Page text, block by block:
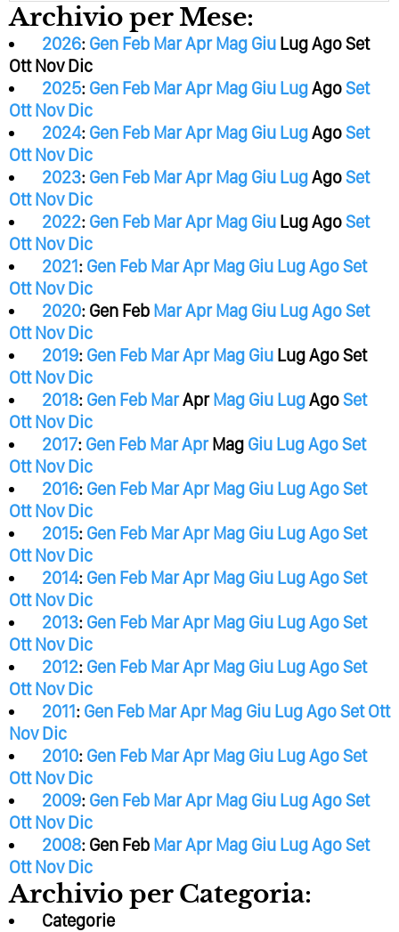
Archivio per Mese:
2026: Gen Feb MarApr Mag Giu LugAgoSet
Ott Nov Dic
2025: Gen Feb MarApr Mag Giu LugAgoSet
Ott Nov Dic
2024: Gen Feb MarApr Mag Giu LugAgoSet
Ott Nov Dic
2023: Gen Feb MarApr Mag Giu LugAgoSet
Ott Nov Dic
2022: Gen Feb MarApr Mag Giu LugAgoSet
Ott Nov Dic
2021: Gen Feb MarApr Mag Giu LugAgoSet
Ott Nov Dic
2020: Gen Feb MarApr Mag Giu LugAgoSet
Ott Nov Dic
2019: Gen Feb MarApr Mag Giu LugAgoSet
Ott Nov Dic
2018: Gen Feb MarApr Mag Giu LugAgoSet
Ott Nov Dic
2017: Gen Feb MarApr Mag Giu LugAgoSet
Ott Nov Dic
2016: Gen Feb MarApr Mag Giu LugAgoSet
Ott Nov Dic
2015: Gen Feb MarApr Mag Giu LugAgoSet
Ott Nov Dic
2014: Gen Feb MarApr Mag Giu LugAgoSet
Ott Nov Dic
2013: Gen Feb MarApr Mag Giu LugAgoSet
Ott Nov Dic
2012: Gen Feb MarApr Mag Giu LugAgoSet
Ott Nov Dic
2011: Gen Feb MarApr Mag Giu LugAgoSet Ott
Nov Dic
2010: Gen Feb MarApr Mag Giu LugAgoSet
Ott Nov Dic
2009: Gen Feb MarApr Mag Giu LugAgoSet
Ott Nov Dic
2008: Gen Feb MarApr Mag Giu LugAgoSet
Ott Nov Dic
Archivio per Categoria:
Categorie